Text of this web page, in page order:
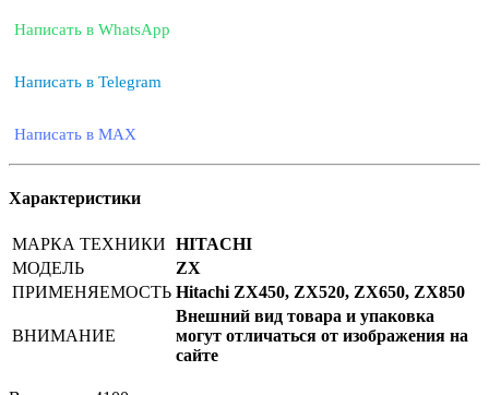
Написать в WhatsApp
Написать в Telegram
Написать в MAX
Характеристики
МАРКА ТЕХНИКИ HITACHI
МОДЕЛЬ
ZX
ПРИМЕНЯЕМОСТЬ Hitachi ZX450, ZX520, ZX650, ZX850
ВНИМАНИЕ
Внешний вид товара и упаковка
могут отличаться от изображения на
сайте